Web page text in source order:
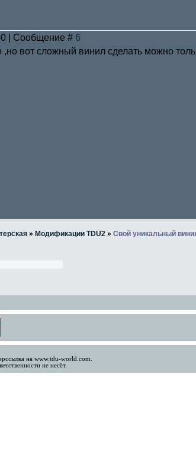
| Сообщение # 6
,но вот сложный винил сделать можно
» Модификации TDU2 » Свой уникальный
на www.tdu-world.com.
не несёт.